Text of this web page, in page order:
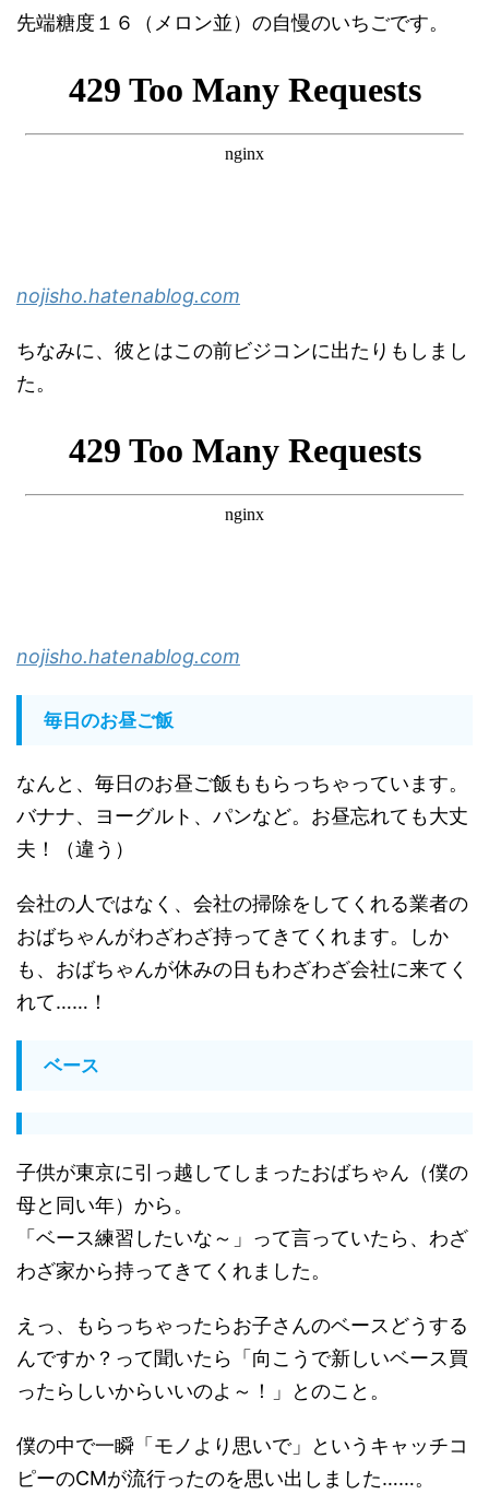
先端糖度１６（メロン並）の自慢のいちごです。
nojisho.hatenablog.com
ちなみに、彼とはこの前ビジコンに出たりもしまし
た。
nojisho.hatenablog.com
毎日のお昼ご飯
なんと、毎日のお昼ご飯ももらっちゃっています。
バナナ、ヨーグルト、パンなど。お昼忘れても大丈
夫！（違う）
会社の人ではなく、会社の掃除をしてくれる業者の
おばちゃんがわざわざ持ってきてくれます。しか
も、おばちゃんが休みの日もわざわざ会社に来てく
れて……！
ベース
子供が東京に引っ越してしまったおばちゃん（僕の
母と同い年）から。
「ベース練習したいな～」って言っていたら、わざ
わざ家から持ってきてくれました。
えっ、もらっちゃったらお子さんのベースどうする
んですか？って聞いたら「向こうで新しいベース買
ったらしいからいいのよ～！」とのこと。
僕の中で一瞬「モノより思いで」というキャッチコ
ピーのCMが流行ったのを思い出しました……。